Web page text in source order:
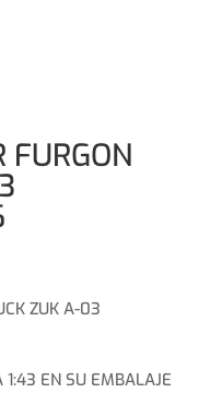
FURGON
ZUK A-03
EN SU EMBALAJE